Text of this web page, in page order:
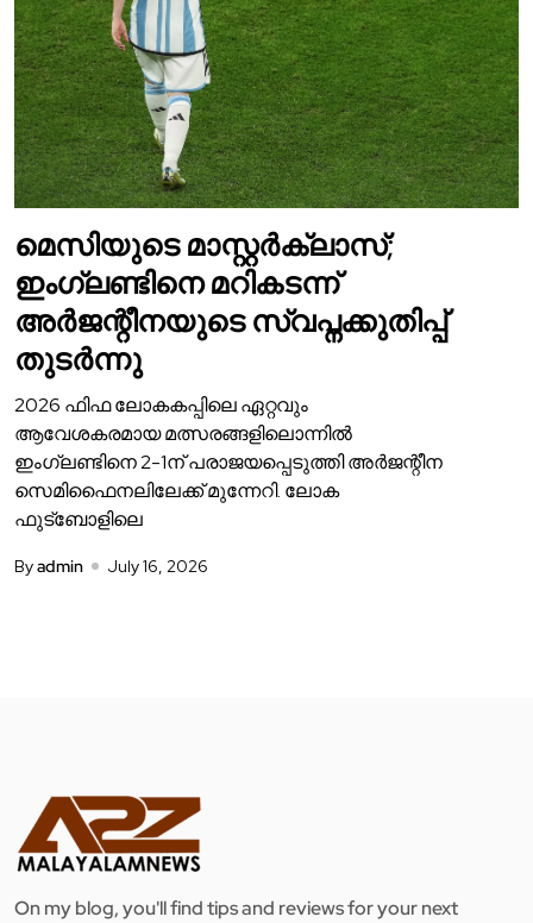
മെസിയുടെ മാസ്റ്റർക്ലാസ്;
ഇംഗ്ലണ്ടിനെ മറികടന്ന്
അർജന്റീനയുടെ സ്വപ്നക്കുതിപ്പ്
തുടർന്നു
2026 ഫിഫ ലോകകപ്പിലെ ഏറ്റവും
ആവേശകരമായ മത്സരങ്ങളിലൊന്നിൽ
ഇംഗ്ലണ്ടിനെ 2-1ന് പരാജയപ്പെടുത്തി അർജന്റീന
സെമിഫൈനലിലേക്ക് മുന്നേറി. ലോക
ഫുട്ബോളിലെ
Byadmin July 16, 2026
On my blog, you'll find tips and reviews for your next